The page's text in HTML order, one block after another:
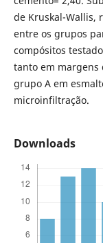
de Kruskal-Wallis,
entre os grupos
compósitos
tanto em margens
grupo A em
microinfiltração.
Downloads